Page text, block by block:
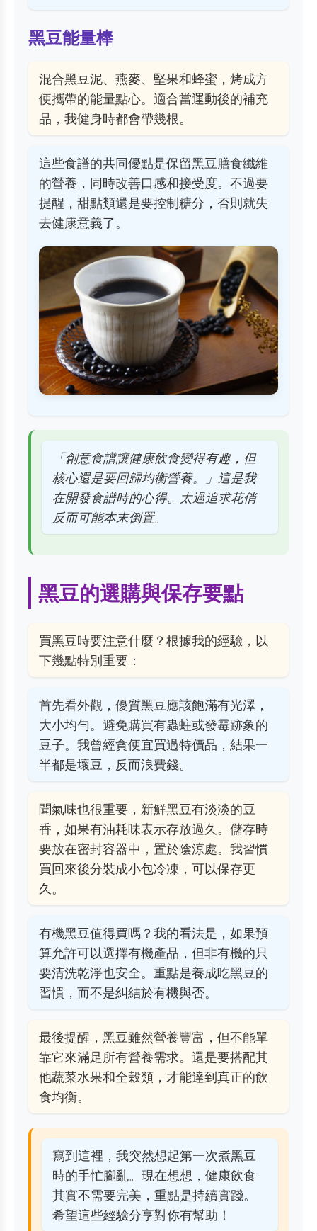
黑豆能量棒
混合黑豆泥、燕麥、堅果和蜂蜜，烤成方
便攜帶的能量點心。適合當運動後的補充
品，我健身時都會帶幾根。
這些食譜的共同優點是保留黑豆膳食纖維
的營養，同時改善口感和接受度。不過要
提醒，甜點類還是要控制糖分，否則就失
去健康意義了。
「創意食譜讓健康飲食變得有趣，但
核心還是要回歸均衡營養。」這是我
在開發食譜時的心得。太過追求花俏
反而可能本末倒置。
黑豆的選購與保存要點
買黑豆時要注意什麼？根據我的經驗，以
下幾點特別重要：
首先看外觀，優質黑豆應該飽滿有光澤，
大小均勻。避免購買有蟲蛀或發霉跡象的
豆子。我曾經貪便宜買過特價品，結果一
半都是壞豆，反而浪費錢。
聞氣味也很重要，新鮮黑豆有淡淡的豆
香，如果有油耗味表示存放過久。儲存時
要放在密封容器中，置於陰涼處。我習慣
買回來後分裝成小包冷凍，可以保存更
久。
有機黑豆值得買嗎？我的看法是，如果預
算允許可以選擇有機產品，但非有機的只
要清洗乾淨也安全。重點是養成吃黑豆的
習慣，而不是糾結於有機與否。
最後提醒，黑豆雖然營養豐富，但不能單
靠它來滿足所有營養需求。還是要搭配其
他蔬菜水果和全穀類，才能達到真正的飲
食均衡。
寫到這裡，我突然想起第一次煮黑豆
時的手忙腳亂。現在想想，健康飲食
其實不需要完美，重點是持續實踐。
希望這些經驗分享對你有幫助！